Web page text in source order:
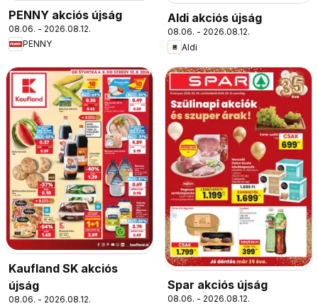
PENNY akciós újság
08.06. - 2026.08.12.
PENNY
Aldi akciós újság
08.06. - 2026.08.12.
Aldi
Kaufland SK akciós
újság
08.06. - 2026.08.12.
Spar akciós újság
08.06. - 2026.08.12.